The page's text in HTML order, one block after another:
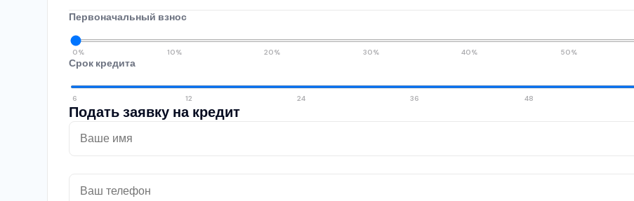
Первоначальный взнос
0% 10% 20% 30% 40% 50%
Срок кредита
6 12 24 36 48
Подать заявку на кредит